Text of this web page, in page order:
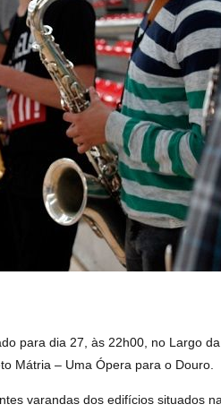
para dia 27, às 22h00, no Largo
Mátria – Uma Ópera para o Douro.
varandas dos edifícios situados